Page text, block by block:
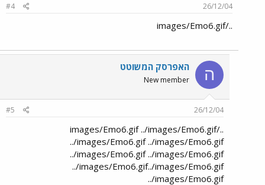
26/12/04
#4
../images/Emo6.gif
ה האפרסק המשוטט
New member
26/12/04
#5
../images/Emo6.gif ../images/Emo6.gif
../images/Emo6.gif ../images/Emo6.gif
../images/Emo6.gif ../images/Emo6.gif
../images/Emo6.gif../images/Emo6.gif
../images/Emo6.gif